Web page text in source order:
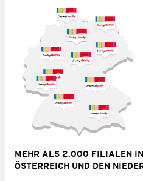
MEHR ALS 2.000 FILIALEN IN
ÖSTERREICH UND DEN